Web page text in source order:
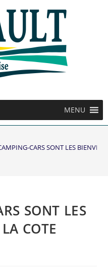
MENU
CARS SONT LES
SONT LES
COTE